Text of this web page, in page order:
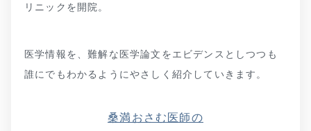
リニックを開院。
医学情報を、難解な医学論文をエビデンスとしつつも
誰にでもわかるようにやさしく紹介していきます。
桑満おさむ医師の